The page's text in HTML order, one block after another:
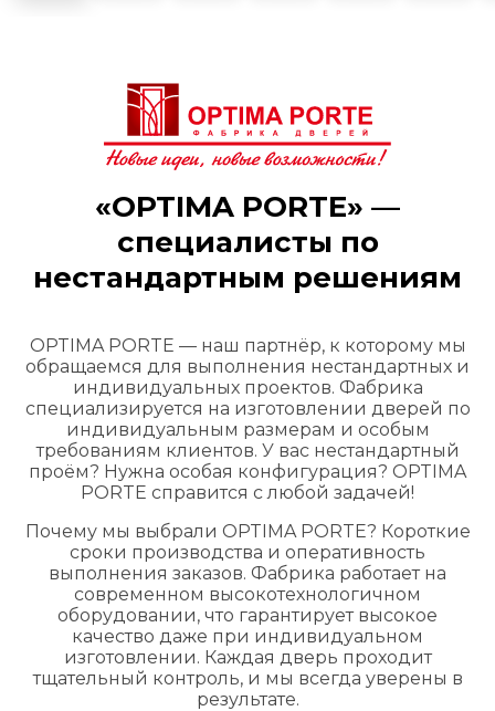
«OPTIMA PORTE» —
специалисты по
нестандартным решениям
OPTIMA PORTE — наш партнёр, к которому мы
обращаемся для выполнения нестандартных и
индивидуальных проектов. Фабрика
специализируется на изготовлении дверей по
индивидуальным размерам и особым
требованиям клиентов. У вас нестандартный
проём? Нужна особая конфигурация? OPTIMA
PORTE справится с любой задачей!
Почему мы выбрали OPTIMA PORTE? Короткие
сроки производства и оперативность
выполнения заказов. Фабрика работает на
современном высокотехнологичном
оборудовании, что гарантирует высокое
качество даже при индивидуальном
изготовлении. Каждая дверь проходит
тщательный контроль, и мы всегда уверены в
результате.